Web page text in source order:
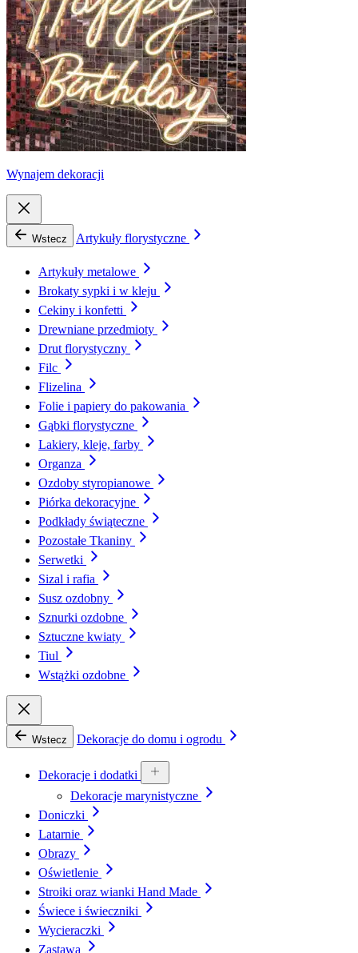
Wynajem dekoracji
Wstecz Artykuły florystyczne
Artykuły metalowe
Brokaty sypki i w kleju
Cekiny i konfetti
Drewniane przedmioty
Drut florystyczny
Filc
Flizelina
Folie i papiery do pakowania
Gąbki florystyczne
Lakiery, kleje, farby
Organza
Ozdoby styropianowe
Piórka dekoracyjne
Podkłady świąteczne
Pozostałe Tkaniny
Serwetki
Sizal i rafia
Susz ozdobny
Sznurki ozdobne
Sztuczne kwiaty
Tiul
Wstążki ozdobne
Wstecz Dekoracje do domu i ogrodu
Dekoracje i dodatki
Dekoracje marynistyczne
Doniczki
Latarnie
Obrazy
Oświetlenie
Stroiki oraz wianki Hand Made
Świece i świeczniki
Wycieraczki
Zastawa